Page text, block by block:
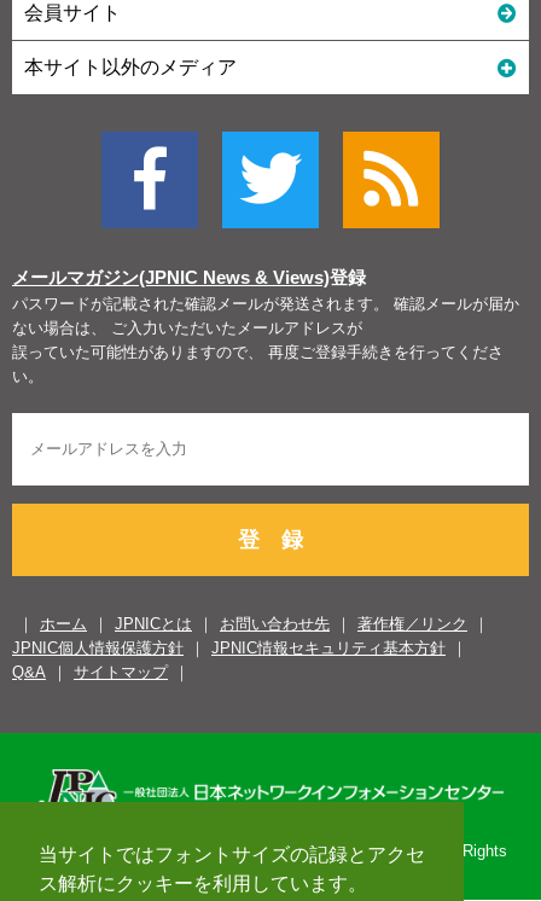
当サイトではフォントサイズの記録とアクセ
ス解析にクッキーを利用しています。
会員サイト
本サイト以外のメディア
メールマガジン(JPNIC News & Views)登録
パスワードが記載された確認メールが発送されます。 確認メールが届か
ない場合は、 ご入力いただいたメールアドレスが
誤っていた可能性がありますので、 再度ご登録手続きを行ってくださ
い。
登 録
ホーム JPNICとは お問い合わせ先
著作権／リンク
JPNIC個人情報保護方針
JPNIC情報セキュリティ基本方針
Q&A
サイトマップ
Copyright© 1996-2026 Japan Network Information Center. All Rights
Reserved.